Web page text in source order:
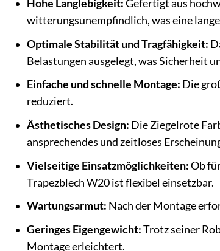
Hohe Langlebigkeit:Gefertigt aus
witterungsunempfindlich, was eine
Optimale Stabilität und Tragfähigkeit:
Belastungen ausgelegt, was Sicherheit
Einfache und schnelle Montage: Die
reduziert.
Ästhetisches Design: Die Ziegelrote
ansprechendes und zeitloses
Vielseitige Einsatzmöglichkeiten:Ob
Trapezblech W20 ist flexibel einsetzbar.
Wartungsarmut: Nach der Montage
Geringes Eigengewicht:Trotz seiner
Montage erleichtert.